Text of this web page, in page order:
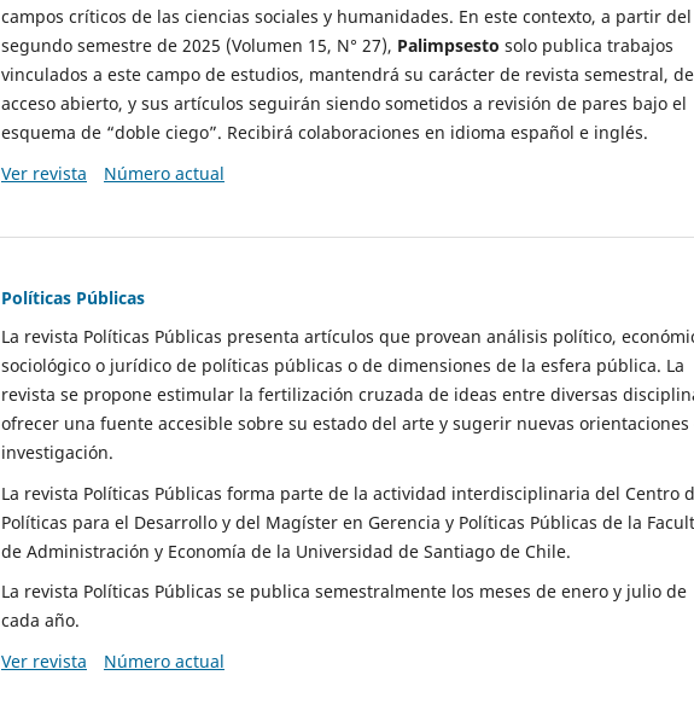
campos críticos de las ciencias sociales y humanidades. En este contexto, a partir del
segundo semestre de 2025 (Volumen 15, N° 27), Palimpsesto solo publica trabajos
vinculados a este campo de estudios, mantendrá su carácter de revista semestral, de
acceso abierto, y sus artículos seguirán siendo sometidos a revisión de pares bajo el
esquema de “doble ciego”. Recibirá colaboraciones en idioma español e inglés.
Ver revista
Número actual
Políticas Públicas
La revista Políticas Públicas presenta artículos que provean análisis político,
sociológico o jurídico de políticas públicas o de dimensiones de la esfera pública. La
revista se propone estimular la fertilización cruzada de ideas entre diversas
ofrecer una fuente accesible sobre su estado del arte y sugerir nuevas orientaciones
investigación.
La revista Políticas Públicas forma parte de la actividad interdisciplinaria del Centro
Políticas para el Desarrollo y del Magíster en Gerencia y Políticas Públicas de la
de Administración y Economía de la Universidad de Santiago de Chile.
La revista Políticas Públicas se publica semestralmente los meses de enero y julio de
cada año.
Ver revista
Número actual